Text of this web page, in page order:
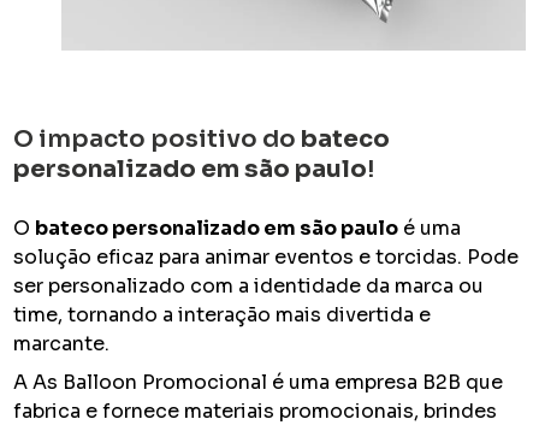
O impacto positivo do bateco
personalizado em são paulo!
O bateco personalizado em são paulo é uma
solução eficaz para animar eventos e torcidas. Pode
ser personalizado com a identidade da marca ou
time, tornando a interação mais divertida e
marcante.
A As Balloon Promocional é uma empresa B2B que
fabrica e fornece materiais promocionais, brindes